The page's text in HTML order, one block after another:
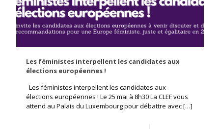
Les féministes interpellent les candidates aux
élections européennes !
Les féministes interpellent les candidates aux
élections européennes ! Le 25 mai à 8h30 La CLEF vous
attend au Palais du Luxembourg pour débattre avec[…]